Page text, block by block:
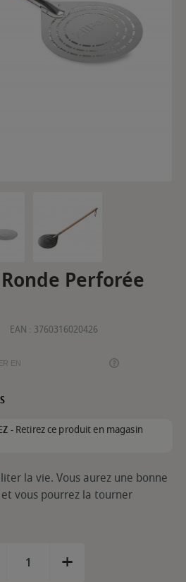
Perforée
EAN : 3760316020426
EN
-Retirez ce produit en magasin
la vie. Vous aurez une bonne
vous pourrez la tourner
+